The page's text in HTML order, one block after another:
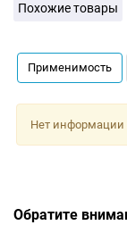
Похожие товары
Применимость
Нет
Обратите